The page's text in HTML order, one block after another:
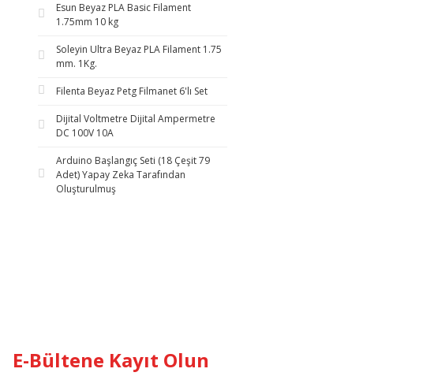
Esun Beyaz PLA Basic Filament
1.75mm 10 kg
Soleyin Ultra Beyaz PLA Filament 1.75
mm. 1Kg.
Filenta Beyaz Petg Filmanet 6'lı Set
Dijital Voltmetre Dijital Ampermetre
DC 100V 10A
Arduino Başlangıç Seti (18 Çeşit 79
Adet) Yapay Zeka Tarafından
Oluşturulmuş
E-Bültene Kayıt Olun